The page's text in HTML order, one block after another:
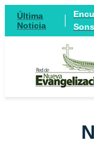
Última
Noticia